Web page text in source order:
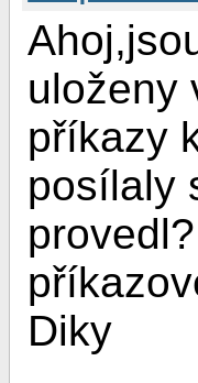
uloženy
příkazy
posílaly
Diky